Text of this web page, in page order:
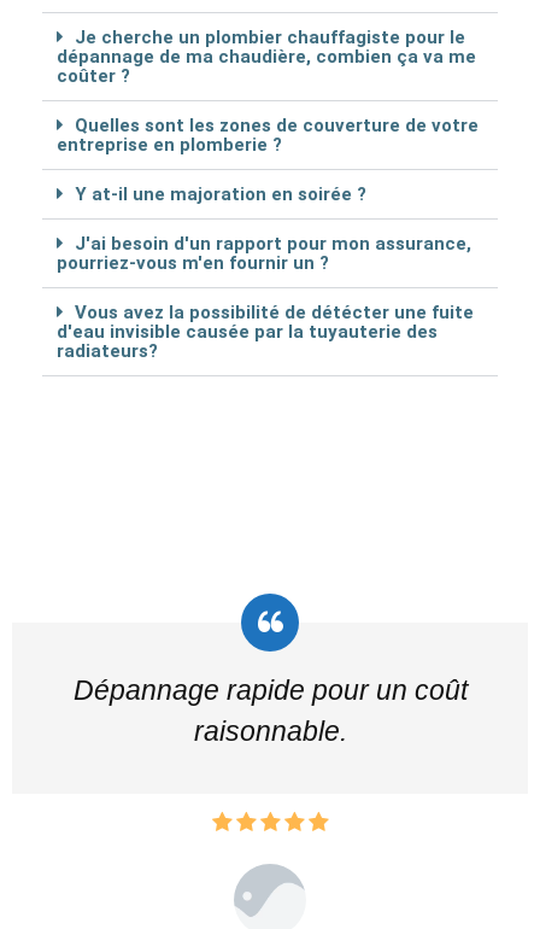
Je cherche un plombier chauffagiste pour le
dépannage de ma chaudière, combien ça va me
coûter ?
Quelles sont les zones de couverture de votre
entreprise en plomberie ?
Y at-il une majoration en soirée ?
J'ai besoin d'un rapport pour mon assurance,
pourriez-vous m'en fournir un ?
Vous avez la possibilité de détécter une fuite
d'eau invisible causée par la tuyauterie des
radiateurs?
Dépannage rapide pour un coût
raisonnable.